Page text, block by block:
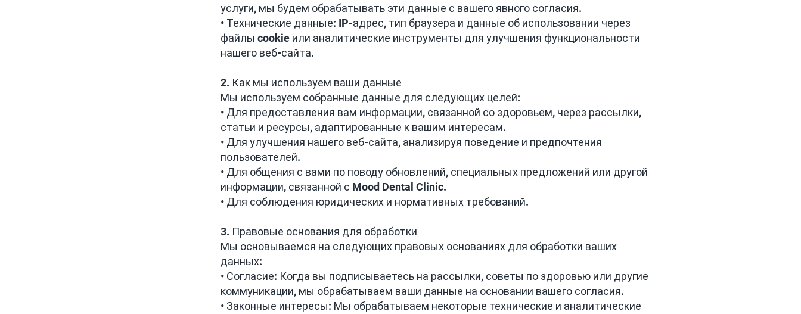
услуги, мы будем обрабатывать эти данные с вашего явного согласия.
• Технические данные: IP-адрес, тип браузера и данные об использовании через
файлы cookie или аналитические инструменты для улучшения функциональности
нашего веб-сайта.
2. Как мы используем ваши данные
Мы используем собранные данные для следующих целей:
• Для предоставления вам информации, связанной со здоровьем, через рассылки,
статьи и ресурсы, адаптированные к вашим интересам.
• Для улучшения нашего веб-сайта, анализируя поведение и предпочтения
пользователей.
• Для общения с вами по поводу обновлений, специальных предложений или другой
информации, связанной с Mood Dental Clinic.
• Для соблюдения юридических и нормативных требований.
3. Правовые основания для обработки
Мы основываемся на следующих правовых основаниях для обработки ваших
данных:
• Согласие: Когда вы подписываетесь на рассылки, советы по здоровью или другие
коммуникации, мы обрабатываем ваши данные на основании вашего согласия.
• Законные интересы: Мы обрабатываем некоторые технические и аналитические